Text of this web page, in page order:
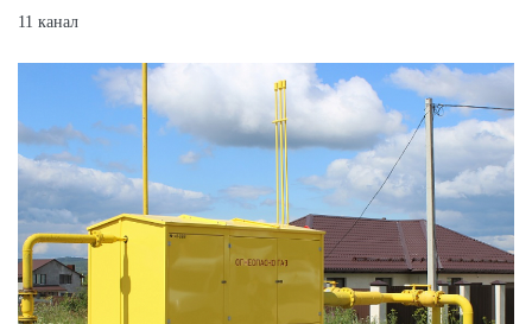
11 канал